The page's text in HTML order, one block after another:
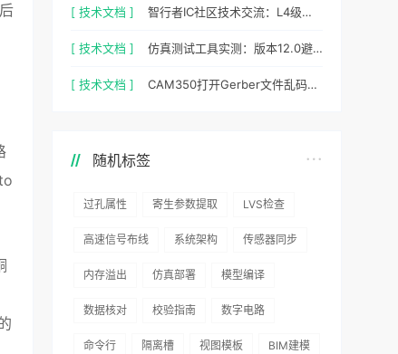
[ 技术文档 ] 智行者IC社区技术交流：L4级自动驾驶仿真部署实操指南
[ 技术文档 ] 仿真测试工具实测：版本12.0避坑指南与参数调优
[ 技术文档 ] CAM350打开Gerber文件乱码怎么办？老工程师实测避坑指南
随机标签
过孔属性 寄生参数提取 LVS检查
高速信号布线 系统架构 传感器同步
内存溢出 仿真部署 模型编译
数据核对 校验指南 数字电路
命令行 隔离槽 视图模板 BIM建模